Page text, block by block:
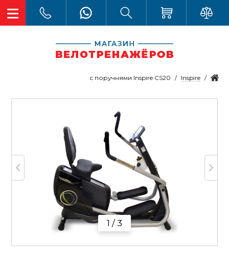
Inspire
с поручнями Inspire CS20
1 / 3